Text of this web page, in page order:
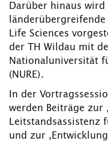
Darüber hinaus
Life Sciences
der TH Wildau mit
Nationaluniversität
(NURE).
In der
werden Beiträge zur
Leitstandsassistenz
und zur